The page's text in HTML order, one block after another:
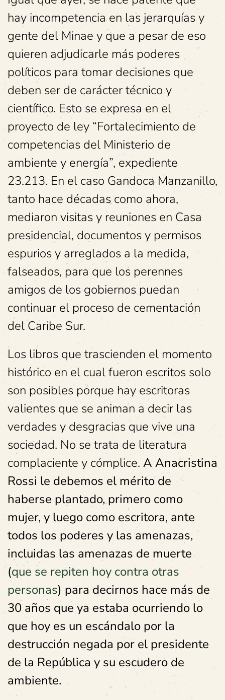
hay incompetencia en las jerarquías y
gente del Minae y que a pesar de eso
quieren adjudicarle más poderes
políticos para tomar decisiones que
deben ser de carácter técnico y
científico. Esto se expresa en el
proyecto de ley “Fortalecimiento de
competencias del Ministerio de
ambiente y energía”, expediente
23.213. En el caso Gandoca Manzanillo,
tanto hace décadas como ahora,
mediaron visitas y reuniones en Casa
presidencial, documentos y permisos
espurios y arreglados a la medida,
falseados, para que los perennes
amigos de los gobiernos puedan
continuar el proceso de cementación
del Caribe Sur.
Los libros que trascienden el momento
histórico en el cual fueron escritos solo
son posibles porque hay escritoras
valientes que se animan a decir las
verdades y desgracias que vive una
sociedad. No se trata de literatura
complaciente y cómplice. A Anacristina
Rossi le debemos el mérito de
haberse plantado, primero como
mujer, y luego como escritora, ante
todos los poderes y las amenazas,
incluidas las amenazas de muerte
(que se repiten hoy contra otras
personas) para decirnos hace más de
30 años que ya estaba ocurriendo lo
que hoy es un escándalo por la
destrucción negada por el presidente
de la República y su escudero de
ambiente.